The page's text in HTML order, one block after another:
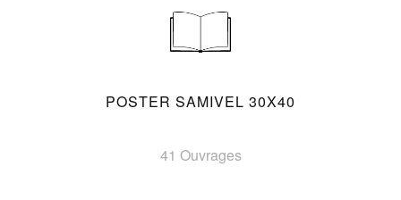
POSTER SAMIVEL 30X40
41 Ouvrages